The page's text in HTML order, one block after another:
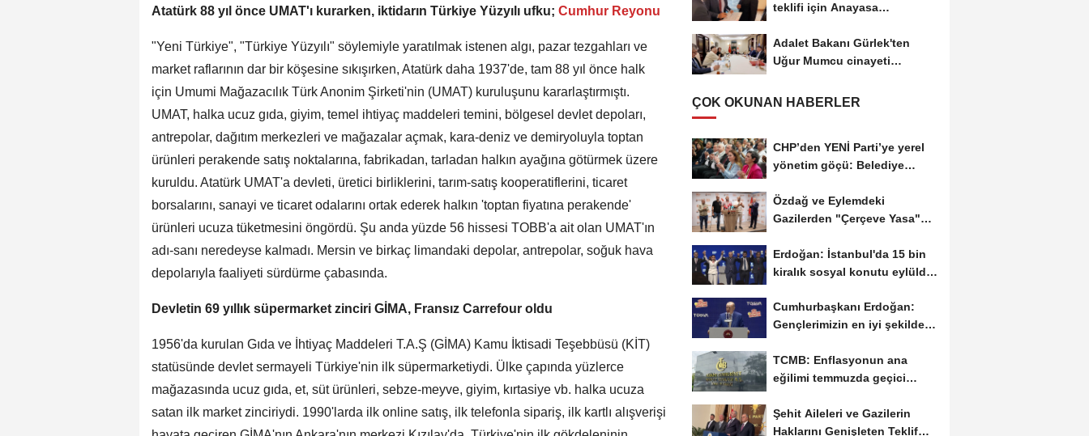
Atatürk 88 yıl önce UMAT'ı kurarken, iktidarın Türkiye Yüzyılı ufku; Cumhur Reyonu
"Yeni Türkiye", "Türkiye Yüzyılı" söylemiyle yaratılmak istenen algı, pazar tezgahları ve
market raflarının dar bir köşesine sıkışırken, Atatürk daha 1937'de, tam 88 yıl önce halk
için Umumi Mağazacılık Türk Anonim Şirketi'nin (UMAT) kuruluşunu kararlaştırmıştı.
UMAT, halka ucuz gıda, giyim, temel ihtiyaç maddeleri temini, bölgesel devlet depoları,
antrepolar, dağıtım merkezleri ve mağazalar açmak, kara-deniz ve demiryoluyla toptan
ürünleri perakende satış noktalarına, fabrikadan, tarladan halkın ayağına götürmek üzere
kuruldu. Atatürk UMAT'a devleti, üretici birliklerini, tarım-satış kooperatiflerini, ticaret
borsalarını, sanayi ve ticaret odalarını ortak ederek halkın 'toptan fiyatına perakende'
ürünleri ucuza tüketmesini öngördü. Şu anda yüzde 56 hissesi TOBB'a ait olan UMAT'ın
adı-sanı neredeyse kalmadı. Mersin ve birkaç limandaki depolar, antrepolar, soğuk hava
depolarıyla faaliyeti sürdürme çabasında.
Devletin 69 yıllık süpermarket zinciri GİMA, Fransız Carrefour oldu
1956'da kurulan Gıda ve İhtiyaç Maddeleri T.A.Ş (GİMA) Kamu İktisadi Teşebbüsü (KİT)
statüsünde devlet sermayeli Türkiye'nin ilk süpermarketiydi. Ülke çapında yüzlerce
mağazasında ucuz gıda, et, süt ürünleri, sebze-meyve, giyim, kırtasiye vb. halka ucuza
satan ilk market zinciriydi. 1990'larda ilk online satış, ilk telefonla sipariş, ilk kartlı alışverişi
teklifi için Anayasa
Adalet Bakanı Gürlek'ten
Uğur Mumcu cinayeti
ÇOK OKUNAN HABERLER
CHP’den YENİ Parti’ye yerel
yönetim göçü: Belediye
Özdağ ve Eylemdeki
Gazilerden "Çerçeve Yasa"
Erdoğan: İstanbul'da 15 bin
kiralık sosyal konutu eylülde
Cumhurbaşkanı Erdoğan:
Gençlerimizin en iyi şekilde
TCMB: Enflasyonun ana
eğilimi temmuzda geçici
Şehit Aileleri ve Gazilerin
Haklarını Genişleten Teklif